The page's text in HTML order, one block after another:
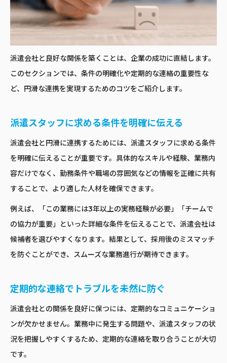
派遣会社と良好な関係を築くことは、企業の成功に直結します。
このセクションでは、条件の明確化や定期的な連絡の重要性な
ど、円滑な連携を実現するためのコツをご紹介します。
派遣スタッフに求める条件を明確に伝える
派遣会社と円滑に連携するためには、派遣スタッフに求める条件
を明確に伝えることが重要です。具体的なスキルや経験、業務内
容だけでなく、勤務条件や職場の雰囲気などの情報を正確に共有
することで、より適した人材を確保できます。
例えば、「この業務には3年以上の実務経験が必要」「チームで
の協力が重要」といった詳細な条件を伝えることで、派遣会社は
候補者を選びやすくなります。結果として、採用後のミスマッチ
を防ぐことができ、スムーズな業務進行が期待できます。
定期的な連絡でトラブルを未然に防ぐ
派遣会社との関係を良好に保つには、定期的なコミュニケーショ
ンが欠かせません。業務中に発生する問題や、派遣スタッフの状
況を把握しやすくするため、定期的な連絡を取り合うことが大切
です。